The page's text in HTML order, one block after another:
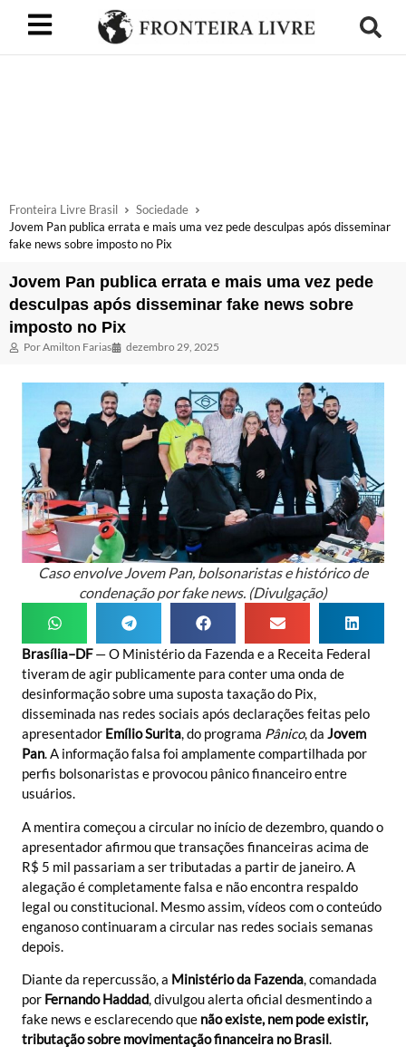
Fronteira Livre Brasil
Sociedade
Jovem Pan publica errata e mais uma vez pede desculpas após disseminar
fake news sobre imposto no Pix
Jovem Pan publica errata e mais uma vez pede
desculpas após disseminar fake news sobre
imposto no Pix
PorAmilton Farias dezembro 29, 2025
Caso envolve Jovem Pan, bolsonaristas e histórico de
condenação por fake news. (Divulgação)
Brasília–DF— O Ministério da Fazenda e a Receita Federal
tiveram de agir publicamente para conter uma onda de
desinformação sobre uma suposta taxação do Pix,
disseminada nas redes sociais após declarações feitas pelo
apresentador Emílio Surita, do programa Pânico, da Jovem
Pan. A informação falsa foi amplamente compartilhada por
perfis bolsonaristas e provocou pânico financeiro entre
usuários.
A mentira começou a circular no início de dezembro, quando o
apresentador afirmou que transações financeiras acima de
R$ 5 mil passariam a ser tributadas a partir de janeiro. A
alegação é completamente falsa e não encontra respaldo
legal ou constitucional. Mesmo assim, vídeos com o conteúdo
enganoso continuaram a circular nas redes sociais semanas
depois.
Diante da repercussão, a Ministério da Fazenda, comandada
por Fernando Haddad, divulgou alerta oficial desmentindo a
fake news e esclarecendo que não existe, nem pode existir,
tributação sobre movimentação financeira no Brasil.